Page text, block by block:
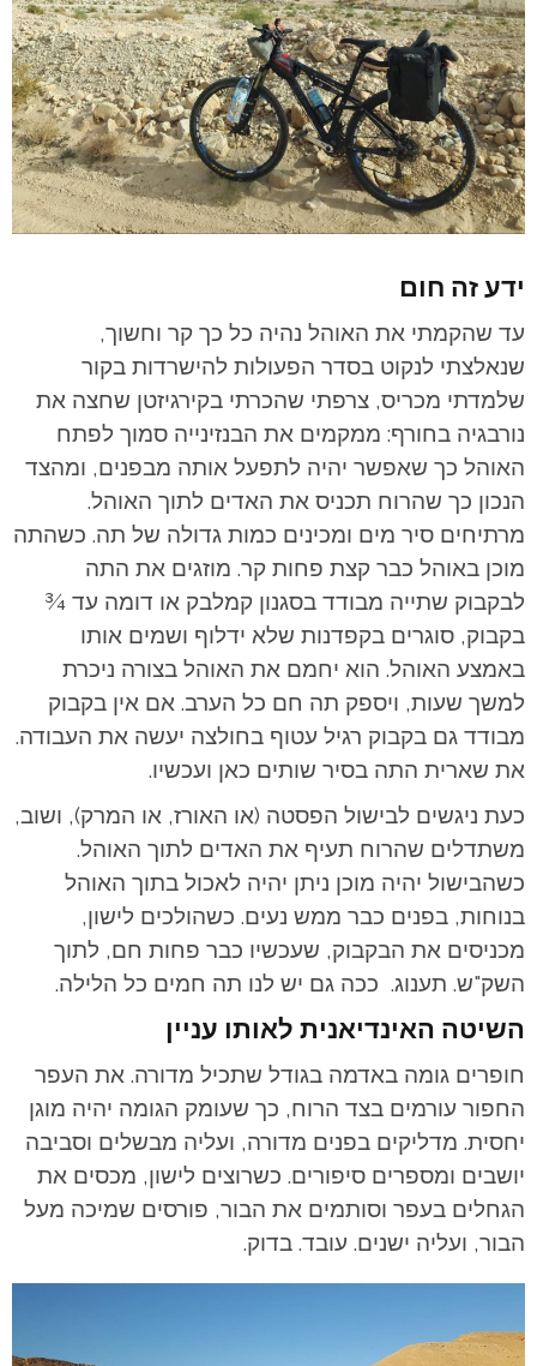
ידע זה חום
עד שהקמתי את האוהל נהיה כל כך קר וחשוך,
שנאלצתי לנקוט בסדר הפעולות להישרדות בקור
שלמדתי מכריס, צרפתי שהכרתי בקירגיזטן שחצה את
נורבגיה בחורף: ממקמים את הבנזינייה סמוך לפתח
האוהל כך שאפשר יהיה לתפעל אותה מבפנים, ומהצד
הנכון כך שהרוח תכניס את האדים לתוך האוהל.
מרתיחים סיר מים ומכינים כמות גדולה של תה. כשהתה
מוכן באוהל כבר קצת פחות קר. מוזגים את התה
לבקבוק שתייה מבודד בסגנון קמלבק או דומה עד ¾
בקבוק, סוגרים בקפדנות שלא ידלוף ושמים אותו
באמצע האוהל. הוא יחמם את האוהל בצורה ניכרת
למשך שעות, ויספק תה חם כל הערב. אם אין בקבוק
מבודד גם בקבוק רגיל עטוף בחולצה יעשה את העבודה.
את שארית התה בסיר שותים כאן ועכשיו.
כעת ניגשים לבישול הפסטה (או האורז, או המרק), ושוב,
משתדלים שהרוח תעיף את האדים לתוך האוהל.
כשהבישול יהיה מוכן ניתן יהיה לאכול בתוך האוהל
בנוחות, בפנים כבר ממש נעים. כשהולכים לישון,
מכניסים את הבקבוק, שעכשיו כבר פחות חם, לתוך
השק"ש. תענוג. ככה גם יש לנו תה חמים כל הלילה.
השיטה האינדיאנית לאותו עניין
חופרים גומה באדמה בגודל שתכיל מדורה. את העפר
החפור עורמים בצד הרוח, כך שעומק הגומה יהיה מוגן
יחסית. מדליקים בפנים מדורה, ועליה מבשלים וסביבה
יושבים ומספרים סיפורים. כשרוצים לישון, מכסים את
הגחלים בעפר וסותמים את הבור, פורסים שמיכה מעל
הבור, ועליה ישנים. עובד. בדוק.